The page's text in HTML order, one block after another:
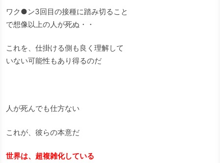
ワク●ン3回目の接種に踏み切ること
で想像以上の人が死ぬ・・
これを、仕掛ける側も良く理解して
いない可能性もあり得るのだ
人が死んでも仕方ない
これが、彼らの本意だ
世界は、超複雑化している